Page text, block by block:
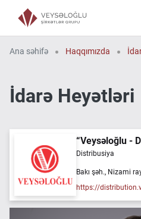
Ana səhifə Haqqımızda
İdarə Heyətləri
“Veysəloğlu -
Distribusiya
Bakı şəh., Nizami
https://